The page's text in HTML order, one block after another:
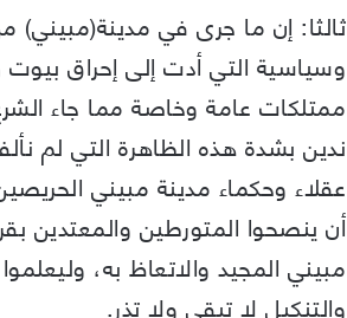
ثالثا: إن ما جرى في مدينة(مبيني)
وسياسية التي أدت إلى إحراق
ممتلكات عامة وخاصة مما جاء الشرع
ندين بشدة هذه الظاهرة التي لم
عقلاء وحكماء مدينة مبيني
أن ينصحوا المتورطين والمعتدين
مبيني المجيد والاتعاظ به،
والتنكيل لا تبقي ولا تذر.